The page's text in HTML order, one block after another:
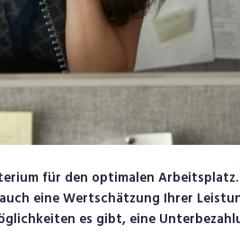
für den optimalen
eine Wertschätzung Ihrer
es gibt, eine